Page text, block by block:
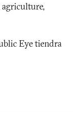
agriculture,
Eye tiendra